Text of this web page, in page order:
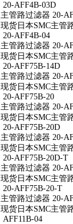
20-AFF4B-03D
主管路过滤器 20-
现货日本SMC主管
20-AFF4B-04
主管路过滤器 20-
现货日本SMC主管
20-AFF75B-14D
主管路过滤器 20-
现货日本SMC主管
20-AFF75B-20
主管路过滤器 20-
现货日本SMC主管
20-AFF75B-20D
主管路过滤器 20-
现货日本SMC主管
20-AFF75B-20D-T
主管路过滤器 20-
现货日本SMC主管
20-AFF75B-20-T
主管路过滤器 20-
现货日本SMC主管
AFF11B-04